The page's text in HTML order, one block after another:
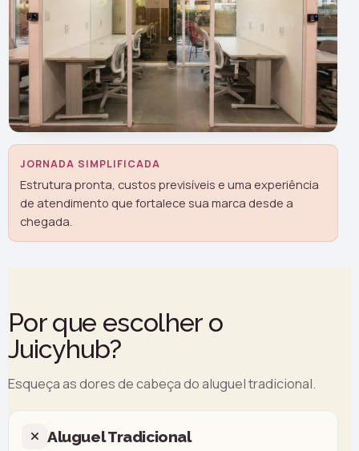
JORNADA SIMPLIFICADA
Estrutura pronta, custos previsíveis e uma experiência
de atendimento que fortalece sua marca desde a
chegada.
Por que escolher o
Juicyhub?
Esqueça as dores de cabeça do aluguel tradicional.
Aluguel Tradicional